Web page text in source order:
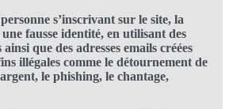
s’inscrivant sur le site, la
fausse identité, en utilisant des
que des adresses emails créées
illégales comme le détournement de
le phishing, le chantage,